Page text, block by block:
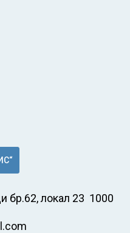
бр.62, локал 23 1000